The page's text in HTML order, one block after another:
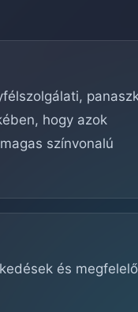
hogy azok
színvonalú
és